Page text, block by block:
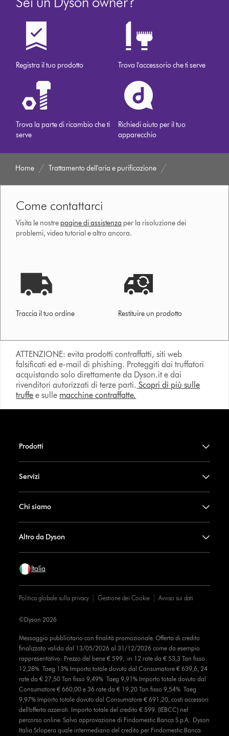
Registra il tuo prodotto Trova l'accessorio che ti serve
Trova la parte di ricambio che ti
serve
Richiedi aiuto per il tuo
apparecchio
Home Trattamento dell'aria e purificazione
Come contattarci
Visita le nostre pagine di assistenza per la risoluzione dei
problemi, video tutorial e altro ancora.
Traccia il tuo ordine Restituire un prodotto
ATTENZIONE: evita prodotti contraffatti, siti web
falsificati ed e-mail di phishing. Proteggiti dai truffatori
acquistando solo direttamente da Dyson.it e dai
rivenditori autorizzati di terze parti. Scopri di più sulle
truffe e sulle macchine contraffatte.
Prodotti
Servizi
Chi siamo
Altro da Dyson
Italia
Politica globale sulla privacy Gestione dei Cookie Avviso sui dati
Messaggio pubblicitario con finalità promozionale. Offerta di credito
finalizzato valida dal 13/05/2026 al 31/12/2026 come da esempio
rappresentativo: Prezzo del bene € 599, in 12 rate da € 53,3 Tan fisso
12,28% Taeg 13% Importo totale dovuto dal Consumatore € 639,6, 24
rate da € 27,50 Tan fisso 9,49% Taeg 9,91% Importo totale dovuto dal
Consumatore € 660,00 e 36 rate da € 19,20 Tan fisso 9,54% Taeg
9,97% Importo totale dovuto dal Consumatore € 691,20, costi accessori
dell’offerta azzerati. Importo totale del credito € 599. (IEBCC) nel
percorso online. Salvo approvazione di Findomestic Banca S.p.A.. Dyson
Italia Srlopera quale intermediario del credito per Findomestic Banca
©Dyson 2026